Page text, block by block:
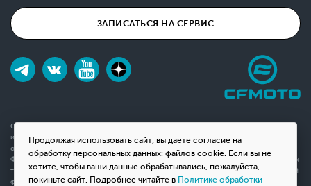
Продолжая использовать сайт, вы даете согласие на
обработку персональных данных: файлов cookie. Если вы не
хотите, чтобы ваши данные обрабатывались, пожалуйста,
покиньте сайт. Подробнее читайте в Политике обработки
ЗАПИСАТЬСЯ НА СЕРВИС
Обращаем ваше внимание на то, что данный интернет-сайт носит исключительно
информационный характер и ни при каких условиях не является публичной офертой,
определяемой положениями Статьи 437(2) Гражданского кодекса Российской
Федерации. Для получения подробной информации о наличии и стоимости указанных
товаров, пожалуйста, обращайтесь к менеджерам компании с помощью специальной
формы связи на сайте или по телефону.